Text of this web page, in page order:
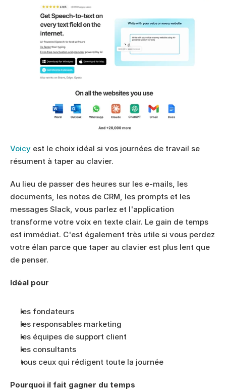
Voicy est le choix idéal si vos journées de travail se
résument à taper au clavier.
Au lieu de passer des heures sur les e-mails, les
documents, les notes de CRM, les prompts et les
messages Slack, vous parlez et l'application
transforme votre voix en texte clair. Le gain de temps
est immédiat. C'est également très utile si vous perdez
votre élan parce que taper au clavier est plus lent que
de penser.
Idéal pour
les fondateurs
les responsables marketing
les équipes de support client
les consultants
tous ceux qui rédigent toute la journée
Pourquoi il fait gagner du temps